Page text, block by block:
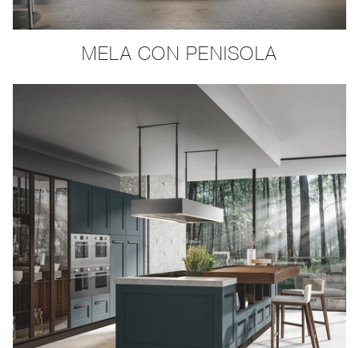
MELA CON PENISOLA